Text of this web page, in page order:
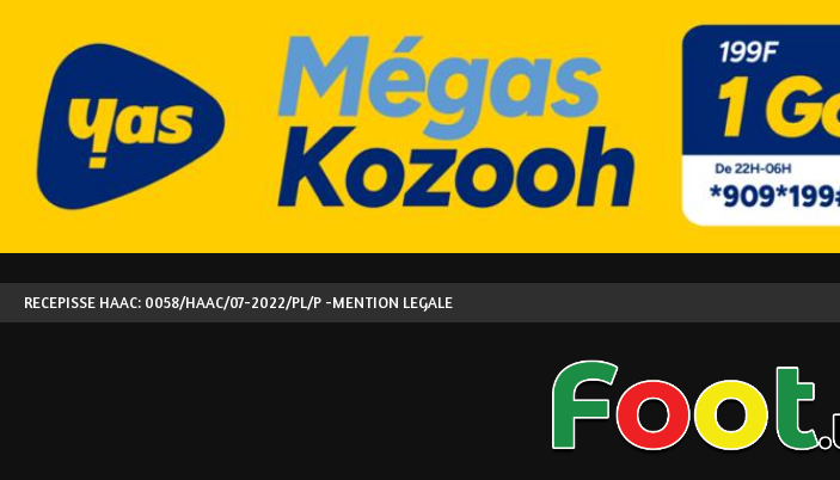
RECEPISSE HAAC: 0058/HAAC/07-2022/PL/P -MENTION LEGALE